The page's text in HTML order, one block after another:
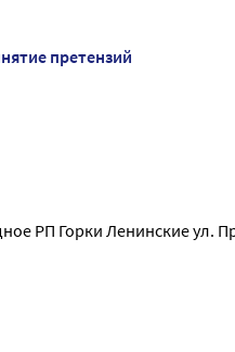
претензий
РП Горки Ленинские ул.